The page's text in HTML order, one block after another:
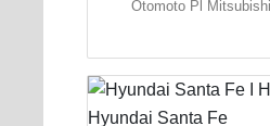
Otomoto Pl